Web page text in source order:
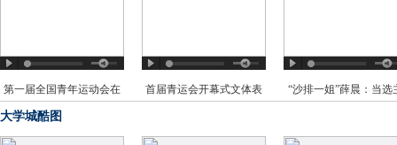
第一届全国青年运动会在
榕开幕
首届青运会开幕式文体表
“沙排一姐”薛晨：当选
大学城酷图